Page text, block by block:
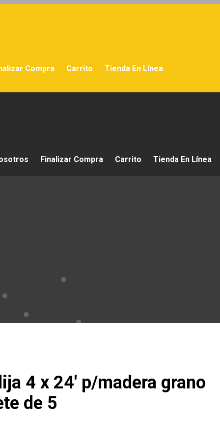
Compra Carrito Tienda En Línea
Finalizar Compra Carrito Tienda En Línea
4 x 24′ p/madera grano
de 5